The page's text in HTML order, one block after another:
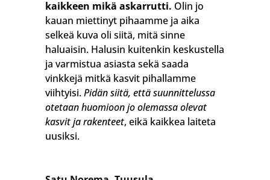
kaikkeen mikä askarrutti. Olin jo
kauan miettinyt pihaamme ja aika
selkeä kuva oli siitä, mitä sinne
haluaisin. Halusin kuitenkin keskustella
ja varmistua asiasta sekä saada
vinkkejä mitkä kasvit pihallamme
viihtyisi.Pidän siitä, että suunnittelussa
otetaan huomioon jo olemassa olevat
kasvit ja rakenteet, eikä kaikkea laiteta
uusiksi.